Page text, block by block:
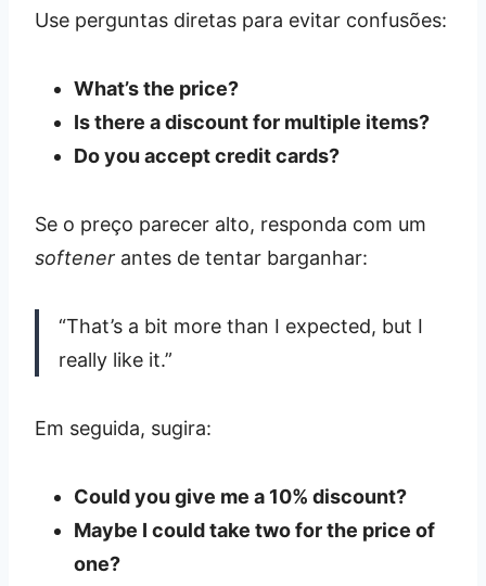
Use perguntas diretas para evitar confusões:
What’s the price?
Is there a discount for multiple items?
Do you accept credit cards?
Se o preço parecer alto, responda com um
softener antes de tentar barganhar:
“That’s a bit more than I expected, but I
really like it.”
Em seguida, sugira:
Could you give me a 10% discount?
Maybe I could take two for the price of
one?